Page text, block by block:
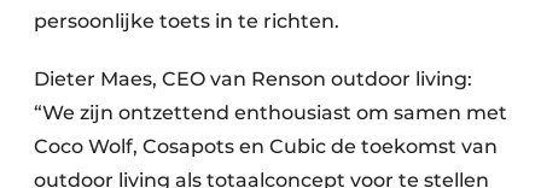
persoonlijke toets in te richten.
Dieter Maes, CEO van Renson outdoor living:
“We zijn ontzettend enthousiast om samen met
Coco Wolf, Cosapots en Cubic de toekomst van
outdoor living als totaalconcept voor te stellen